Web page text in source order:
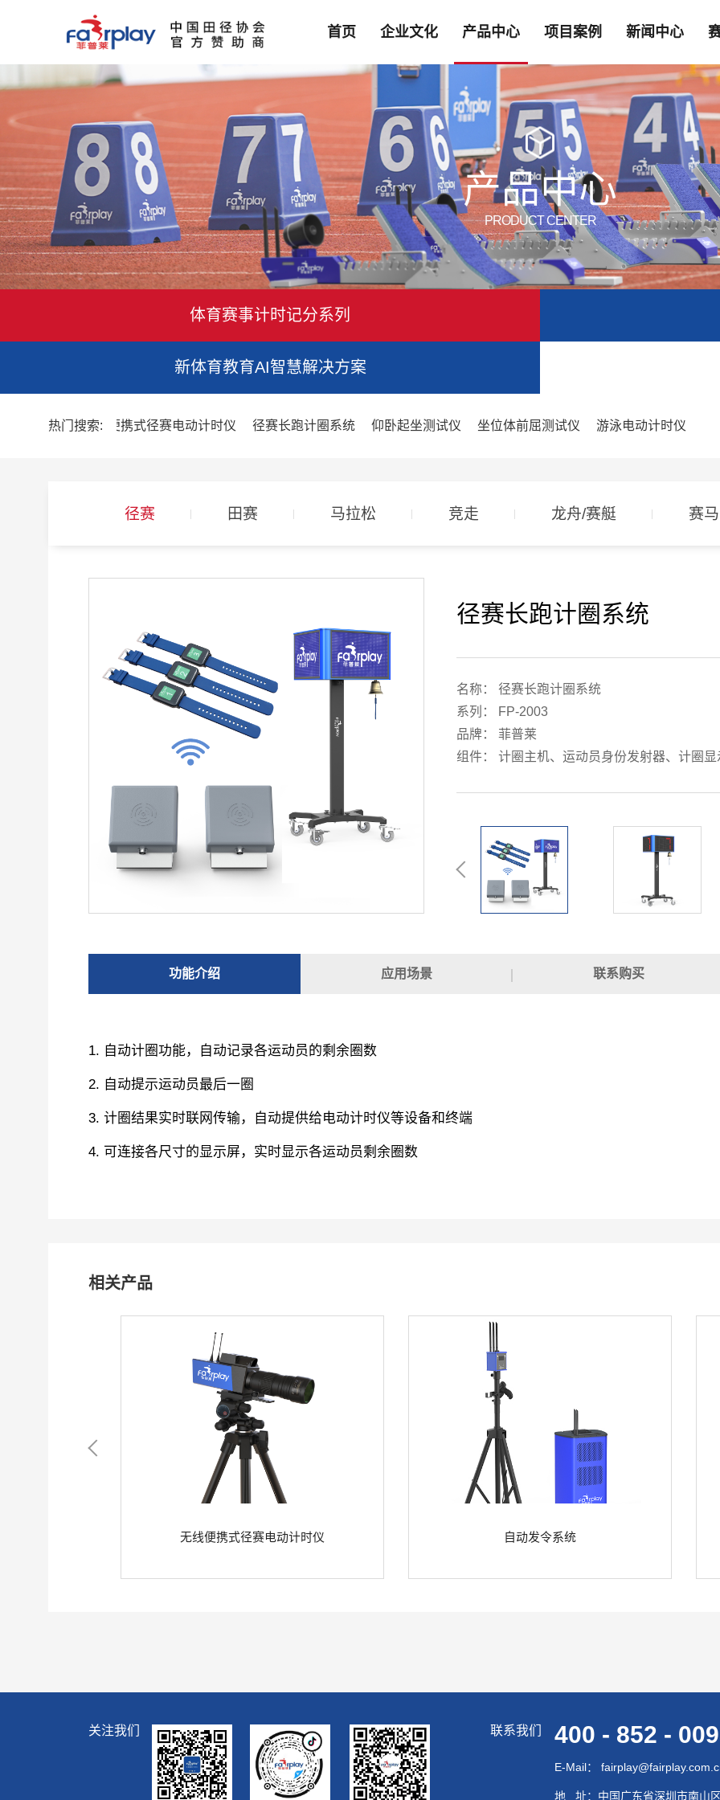
首页 企业文化 产品中心 项目案例 新闻中心
产品中心
PRODUCT CENTER
体育赛事计时记分系列
新体育教育AI智慧解决方案
热门搜索:
彩色无线便携式径赛电动计时仪 径赛长跑计圈系统 仰卧起坐测试仪 坐位体前屈测试仪 游泳电动计时仪
径赛 田赛 马拉松 竞走 龙舟/赛艇 赛马
径赛长跑计圈系统
名称： 径赛长跑计圈系统
系列： FP-2003
品牌： 菲普莱
组件： 计圈主机、运动员身份发射器、计圈显
功能介绍 应用场景 联系购买
1. 自动计圈功能，自动记录各运动员的剩余圈数
2. 自动提示运动员最后一圈
3. 计圈结果实时联网传输，自动提供给电动计时仪等设备和终端
4. 可连接各尺寸的显示屏，实时显示各运动员剩余圈数
相关产品
无线便携式径赛电动计时仪 自动发令系统
关注我们 联系我们 400 - 852 -
E-Mail：
地 址：中国广东省深圳市南山